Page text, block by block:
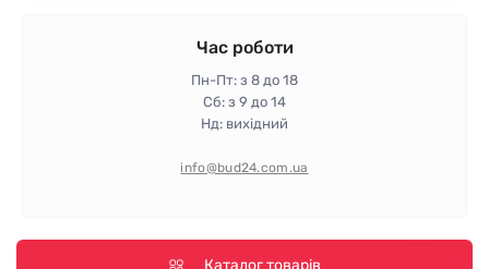
Гарантія та повернення
Політика конфіденційності
Час роботи
Пн-Пт: з 8 до 18
Сб: з 9 до 14
Нд: вихідний
info@bud24.com.ua